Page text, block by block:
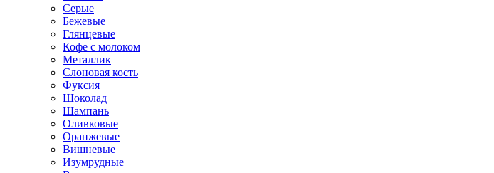
Серые
Бежевые
Глянцевые
Кофе с молоком
Металлик
Слоновая кость
Фуксия
Шоколад
Шампань
Оливковые
Оранжевые
Вишневые
Изумрудные